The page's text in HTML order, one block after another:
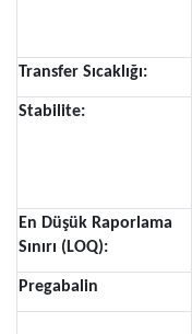
Transfer Sıcaklığı:
Stabilite:
En Düşük Raporlama
Sınırı (LOQ):
Pregabalin